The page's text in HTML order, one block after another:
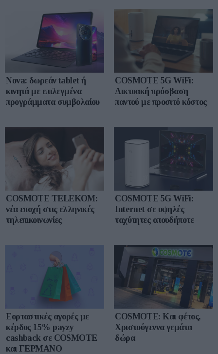
Nova: δωρεάν tablet ή
κινητά με επιλεγμένα
προγράμματα συμβολαίου
COSMOTE 5G WiFi:
Δικτυακή πρόσβαση
παντού με προσιτό κόστος
COSMOTE TELEKOM:
νέα εποχή στις ελληνικές
τηλεπικοινωνίες
COSMOTE 5G WiFi:
Internet σε υψηλές
ταχύτητες οπουδήποτε
Εορταστικές αγορές με
κέρδος 15% payzy
cashback σε COSMOTE
και ΓΕΡΜΑΝΟ
COSMOTE: Και φέτος,
Χριστούγεννα γεμάτα
δώρα